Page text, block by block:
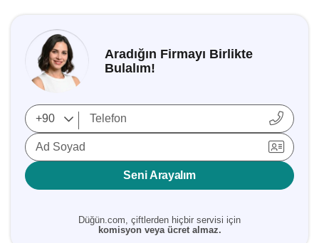
Aradığın Firmayı Birlikte
Bulalım!
Ad Soyad
Seni Arayalım
Düğün.com, çiftlerden hiçbir servisi için
komisyon veya ücret almaz.